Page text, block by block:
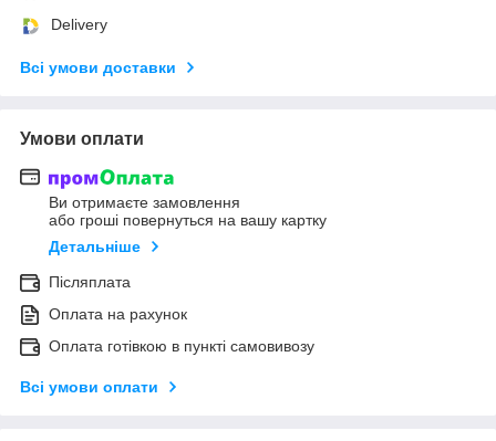
Delivery
Всі умови доставки
Умови оплати
Ви отримаєте замовлення
або гроші повернуться на вашу картку
Детальніше
Післяплата
Оплата на рахунок
Оплата готівкою в пункті самовивозу
Всі умови оплати